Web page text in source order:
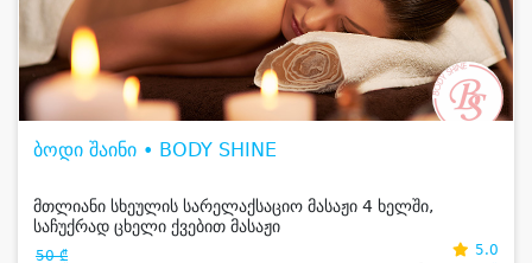
ბოდი შაინი • BODY SHINE
მთლიანი სხეულის სარელაქსაციო მასაჟი 4 ხელში,
საჩუქრად ცხელი ქვებით მასაჟი
50 ₾ 5.0